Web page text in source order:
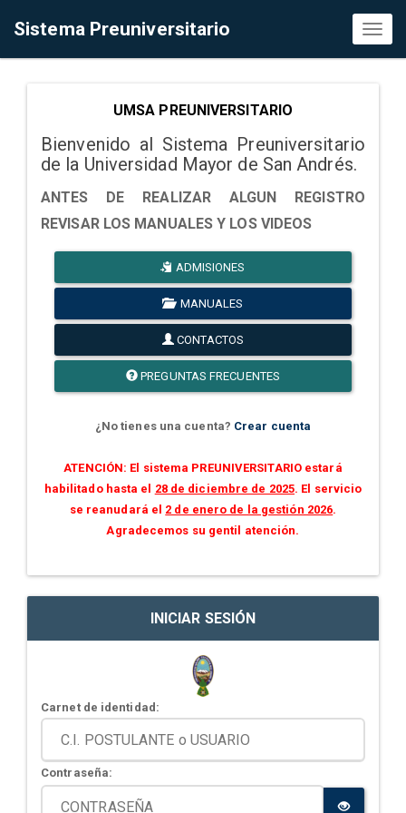
Sistema Preuniversitario
UMSA PREUNIVERSITARIO
Bienvenido al Sistema Preuniversitario
de la Universidad Mayor de San Andrés.
ANTES DE REALIZAR ALGUN REGISTRO
REVISAR LOS MANUALES Y LOS VIDEOS
ADMISIONES
MANUALES
CONTACTOS
PREGUNTAS FRECUENTES
¿No tienes una cuenta? Crear cuenta
ATENCIÓN: El sistema PREUNIVERSITARIO estará
habilitado hasta el 28 de diciembre de 2025. El servicio
se reanudará el 2 de enero de la gestión 2026.
Agradecemos su gentil atención.
INICIAR SESIÓN
Carnet de identidad:
Contraseña: